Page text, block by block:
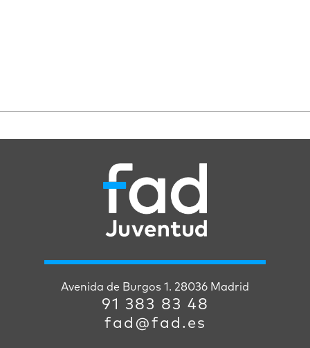
Avenida de Burgos 1. 28036 Madrid
91 383 83 48
fad@fad.es